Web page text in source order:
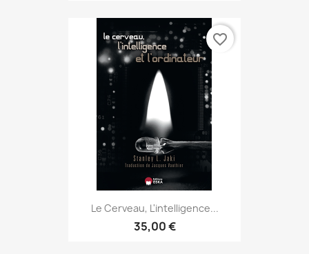
Le Cerveau, L'intelligence...
35,00 €
favorite_border